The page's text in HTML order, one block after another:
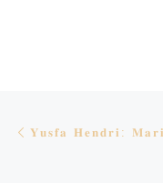
Navigasi pos